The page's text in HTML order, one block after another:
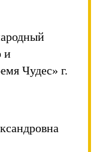
и
Чудес» г.